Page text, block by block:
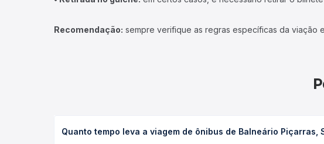
Recomendação: sempre verifique as regras específicas da viação
Quanto tempo leva a viagem de ônibus de Balneário Piçarras,